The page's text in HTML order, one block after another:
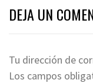
DEJA UN
Tu dirección de
Los campos